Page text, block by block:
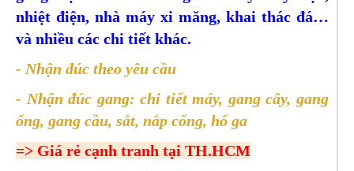
nhiệt điện, nhà máy xi măng, khai thác đá…
và nhiều các chi tiết khác.
- Nhận đúc theo yêu cầu
- Nhận đúc gang: chi tiết máy, gang cây, gang
ống, gang cầu, sắt, nắp cống, hố ga
=> Giá rẻ cạnh tranh tại TH.HCM